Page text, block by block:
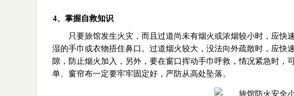
4、掌握自救知识
只要旅馆发生火灾，而且过道尚未有烟火或浓烟较小时，应快
湿的手巾或衣物捂住鼻口。过道烟火较大，没法向外疏散时，应快
隙，防止烟火加入，另外，要在窗口挥动手巾呼救，情况紧急时，
单、窗帘布一定要牢牢固定好，严防从高处坠落。